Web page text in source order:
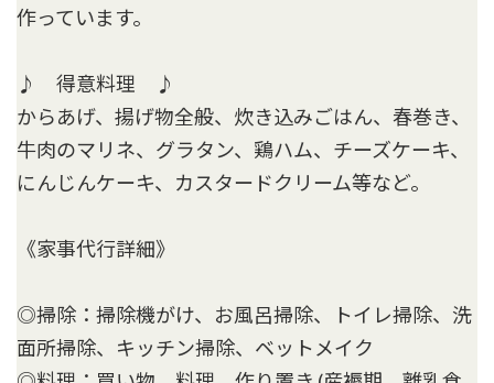
作っています。
♪ 得意料理 ♪
からあげ、揚げ物全般、炊き込みごはん、春巻き、
牛肉のマリネ、グラタン、鶏ハム、チーズケーキ、
にんじんケーキ、カスタードクリーム等など。
《家事代行詳細》
◎掃除：掃除機がけ、お風呂掃除、トイレ掃除、洗
面所掃除、キッチン掃除、ベットメイク